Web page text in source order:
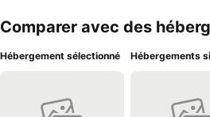
Comparer avec des
Hébergement sélectionné Hébergements